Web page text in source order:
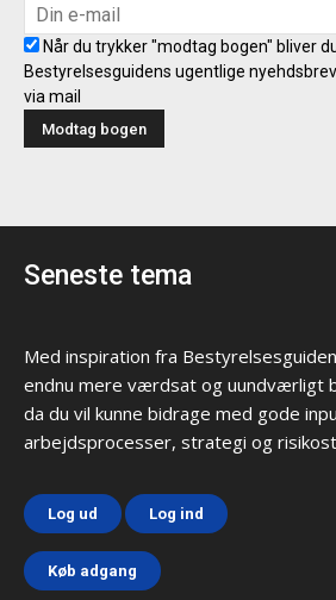
Når du trykker "modtag bogen" bliver
Bestyrelsesguidens ugentlige
via mail
Seneste tema
Med inspiration fra
endnu mere værdsat og uundværligt
da du vil kunne bidrage med gode
arbejdsprocesser, strategi og
Log ud Log ind
Køb adgang